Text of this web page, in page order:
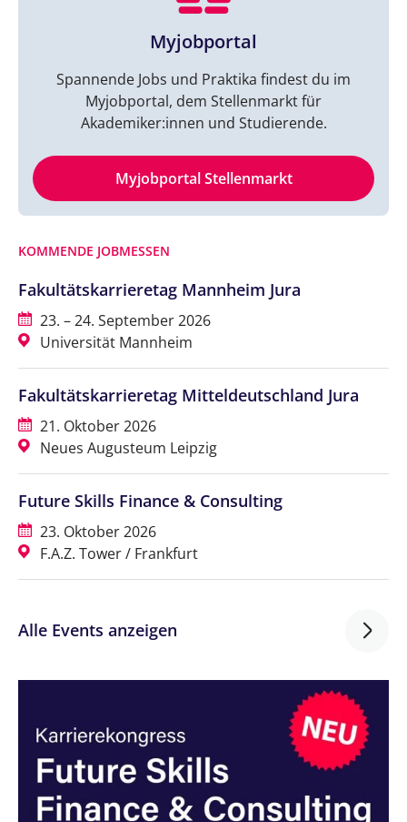
Myjobportal
Spannende Jobs und Praktika findest du im
Myjobportal, dem Stellenmarkt für
Akademiker:innen und Studierende.
Myjobportal Stellenmarkt
KOMMENDE JOBMESSEN
Fakultätskarrieretag Mannheim Jura
23. – 24. September 2026
Universität Mannheim
Fakultätskarrieretag Mitteldeutschland Jura
21. Oktober 2026
Neues Augusteum Leipzig
Future Skills Finance & Consulting
23. Oktober 2026
F.A.Z. Tower / Frankfurt
Alle Events anzeigen